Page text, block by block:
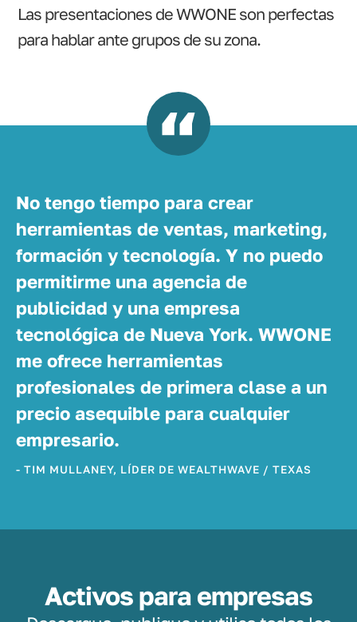
Las presentaciones de WWONE son perfectas
para hablar ante grupos de su zona.
No tengo tiempo para crear
herramientas de ventas, marketing,
formación y tecnología. Y no puedo
permitirme una agencia de
publicidad y una empresa
tecnológica de Nueva York. WWONE
me ofrece herramientas
profesionales de primera clase a un
precio asequible para cualquier
empresario.
- TIM MULLANEY, LÍDER DE WEALTHWAVE / TEXAS
Activos para empresas